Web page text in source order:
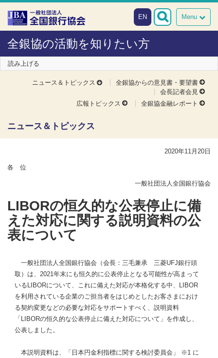
本文へスキップ
障がい者向け相談窓口
Menu
EN
全銀協の活動を知りたい方
読み上げる
ニュース＆トピックス
全銀協からの意見書・要望書
会長記者会見
広報トピックス
全銀協金融レポート
ニュース＆トピックス
2020年11月20日
各 位
一般社団法人全国銀行協会
LIBORの恒久的な公表停止に備
えた対応に関する説明資料の公
表について
一般社団法人全国銀行協会（会長：三毛兼承 三菱UFJ銀行頭
取）は、2021年末にも恒久的に公表停止となる可能性が高まって
いるLIBORについて、これに備えた対応が本格化する中、LIBOR
を利用されている企業のご担当者をはじめとしたお客さまにおけ
る契約変更などの必要な対応をサポートすべく、説明資料
「LIBORの恒久的な公表停止に備えた対応について」を作成し、
公表しました。
本説明資料は、「日本円金利指標に関する検討委員会」 ※1 に